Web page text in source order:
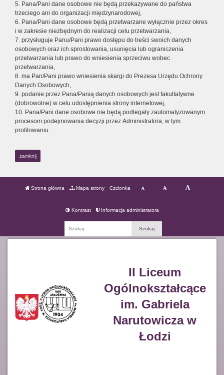
5. Pana/Pani dane osobowe nie będą przekazywane do państwa
trzeciego ani do organizacji międzynarodowej,
6. Pana/Pani dane osobowe będą przetwarzane wyłącznie przez okres
i w zakresie niezbędnym do realizacji celu przetwarzania,
7. przysługuje Panu/Pani prawo dostępu do treści swoich danych
osobowych oraz ich sprostowania, usunięcia lub ograniczenia
przetwarzania lub prawo do wniesienia sprzeciwu wobec
przetwarzania,
8. ma Pan/Pani prawo wniesienia skargi do Prezesa Urzędu Ochrony
Danych Osobowych,
9. podanie przez Pana/Panią danych osobowych jest fakultatywne
(dobrowolne) w celu udostępnienia strony internetowej,
10. Pana/Pani dane osobowe nie będą podlegały zautomatyzowanym
procesom podejmowania decyzji przez Administratora, w tym
profilowaniu.
zamknij
Strona główna Mapa strony Czcionka
Kontrast Informacja administratora
II Liceum
Ogólnokształcące
im. Gabriela
Narutowicza w
Łodzi